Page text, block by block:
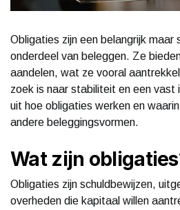
Obligaties zijn een belangrijk maar
onderdeel van beleggen. Ze
aandelen, wat ze vooral
zoek is naar stabiliteit en een vast
uit hoe obligaties werken en
andere beleggingsvormen.
Wat zijn
Obligaties zijn schuldbewijzen,
overheden die kapitaal willen